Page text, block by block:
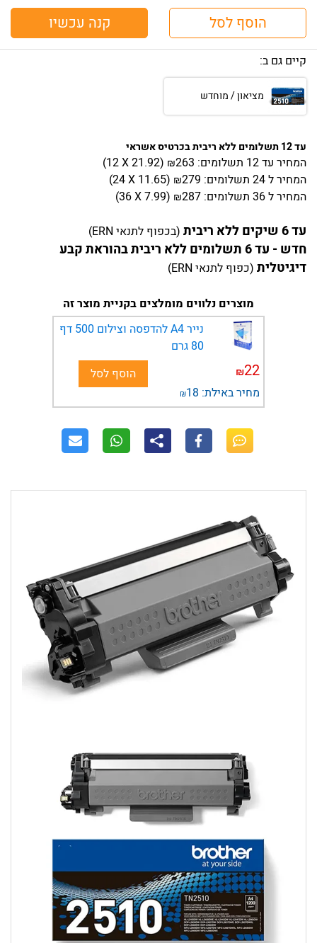
הוסף לסל קנה עכשיו
קיים גם ב:
מציאון / מוחדש
עד 12 תשלומים ללא ריבית בכרטיס אשראי
המחיר עד 12 תשלומים: ₪263
(12 X21.92)
המחירל 24 תשלומים: ₪279
(24 X 11.65)
המחירל 36 תשלומים: ₪287
(36 X7.99)
עד 6 שיקים ללא ריבית (בכפוף לתנאי ERN)
חדש - עד 6 תשלומים ללא ריבית בהוראת קבע
דיגיטלית (כפוף לתנאי ERN)
מוצרים נלווים מומלצים בקניית מוצר זה
נייר A4 להדפסה וצילום 500 דף
80 גרם
22
₪
מחיר באילת: 18
₪
הוסף לסל